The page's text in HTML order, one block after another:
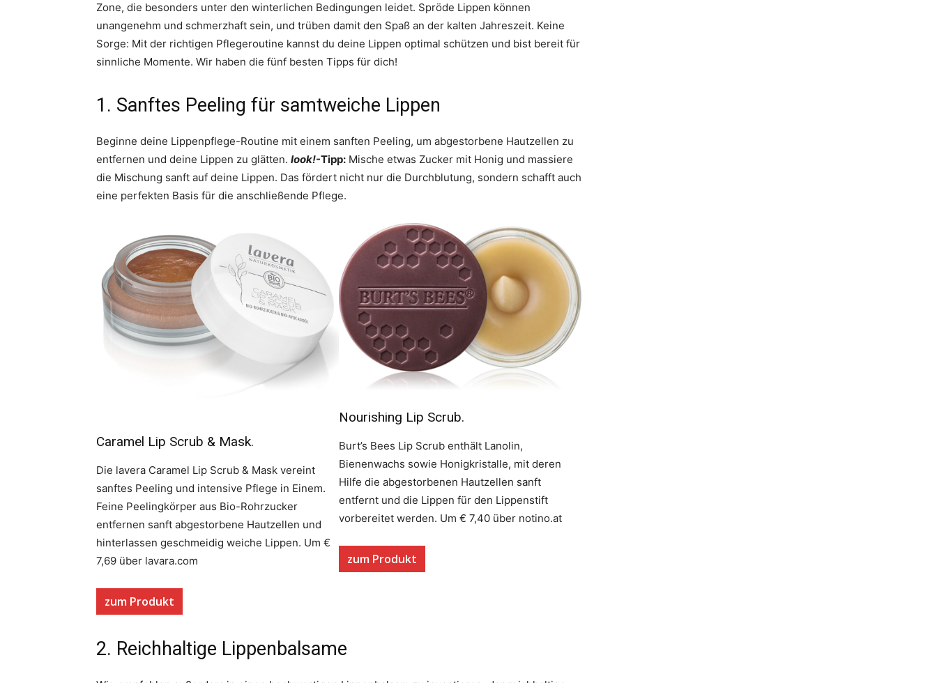
Zone, die besonders unter den winterlichen Bedingungen leidet. Spröde Lippen können
unangenehm und schmerzhaft sein, und trüben damit den Spaß an der kalten Jahreszeit. Keine
Sorge: Mit der richtigen Pflegeroutine kannst du deine Lippen optimal schützen und bist bereit für
sinnliche Momente. Wir haben die fünf besten Tipps für dich!
1. Sanftes Peeling für samtweiche Lippen
Beginne deine Lippenpflege-Routine mit einem sanften Peeling, um abgestorbene Hautzellen zu
entfernen und deine Lippen zu glätten. look!-Tipp: Mische etwas Zucker mit Honig und massiere
die Mischung sanft auf deine Lippen. Das fördert nicht nur die Durchblutung, sondern schafft auch
eine perfekten Basis für die anschließende Pflege.
Caramel Lip Scrub & Mask.
Die lavera Caramel Lip Scrub & Mask vereint
sanftes Peeling und intensive Pflege in Einem.
Feine Peelingkörper aus Bio-Rohrzucker
entfernen sanft abgestorbene Hautzellen und
hinterlassen geschmeidig weiche Lippen. Um €
7,69 über lavara.com
zum Produkt
Nourishing Lip Scrub.
Burt’s Bees Lip Scrub enthält Lanolin,
Bienenwachs sowie Honigkristalle, mit deren
Hilfe die abgestorbenen Hautzellen sanft
entfernt und die Lippen für den Lippenstift
vorbereitet werden. Um € 7,40 über notino.at
zum Produkt
2. Reichhaltige Lippenbalsame